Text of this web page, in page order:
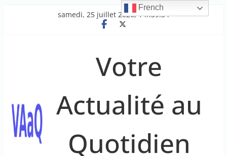
samedi, 25 juillet 2026, 14h39:34
Votre
Actualité au
Quotidien
French